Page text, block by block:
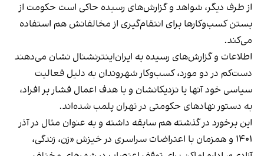
از طرف دیگر، شواهد و گزارش‌های رسیده حاکی است حکومت از
بستن کسب‌وکارها برای انتقام‌گیری از مخالفانش هم استفاده
می‌کند.
اطلاعات و گزارش‌های رسیده به ایران‌اینترنشنال نشان می‌دهند
دست‌کم در دو مورد، کسب‌وکار شهروندان به دلیل فعالیت
سیاسی خود آنها یا نزدیکانشان و با هدف اعمال فشار بر افراد،
به دستور نهادهای حکومتی در تهران پلمب شده‌اند.
این برخورد در گذشته هم سابقه داشته و به عنوان مثال در آذر
۱۴۰۱ و همزمان با اعتراضات سراسری در خیزش «زن، زندگی،